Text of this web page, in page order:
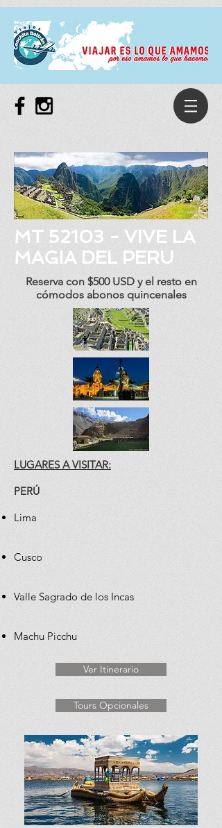
MT 52103 - VIVE LA
MAGIA DEL PERU
Reserva con $500 USD y el resto en
cómodos abonos quincenales
LUGARES A VISITAR:
PERÚ
Lima
Cusco
Valle Sagrado de los Incas
Machu Picchu
Ver Itinerario
Tours Opcionales